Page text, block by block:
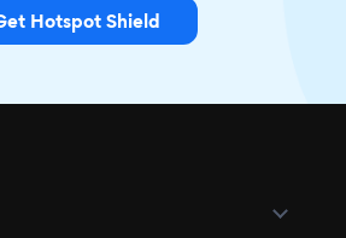
Hotspot Shield